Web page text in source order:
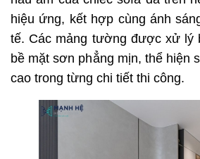
hiệu ứng, kết hợp cùng ánh
tế. Các mảng tường được xử lý
bề mặt sơn phẳng mịn, thể hiện
cao trong từng chi tiết thi công.